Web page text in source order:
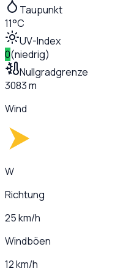
Taupunkt
11°C
UV-Index
0(niedrig)
Nullgradgrenze
3083 m
Wind
W
Richtung
25 km/h
Windböen
12 km/h